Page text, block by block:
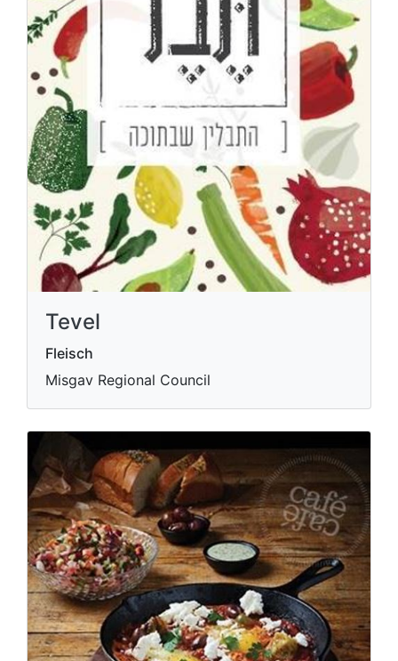
Tevel
Fleisch
Misgav Regional Council